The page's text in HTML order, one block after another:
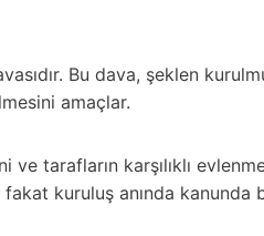
Bu dava, şeklen
amaçlar.
tarafların karşılıklı
kuruluş anında kanunda